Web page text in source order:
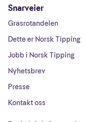
Snarveier
Grasrotandelen
Dette er Norsk Tipping
Jobb i Norsk Tipping
Nyhetsbrev
Presse
Kontakt oss